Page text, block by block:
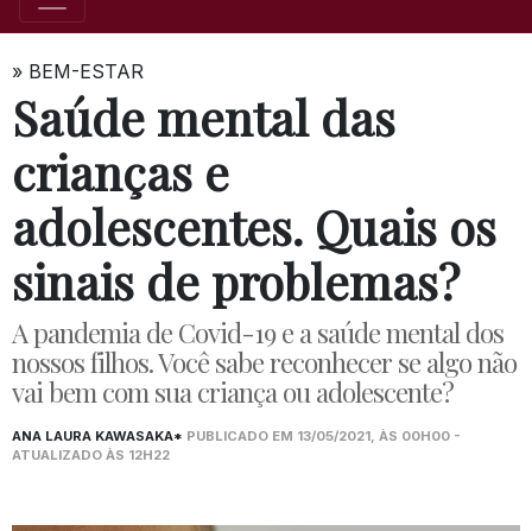
» BEM-ESTAR
Saúde mental das
crianças e
adolescentes. Quais os
sinais de problemas?
A pandemia de Covid-19 e a saúde mental dos
nossos filhos. Você sabe reconhecer se algo não
vai bem com sua criança ou adolescente?
ANA LAURA KAWASAKA* PUBLICADO EM 13/05/2021, ÀS 00H00 -
ATUALIZADO ÀS 12H22